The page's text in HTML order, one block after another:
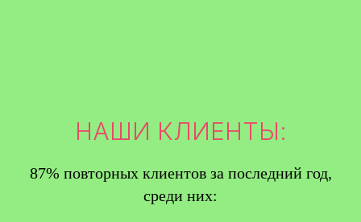
НАШИ КЛИЕНТЫ:
87% повторных клиентов за последний год,
среди них: